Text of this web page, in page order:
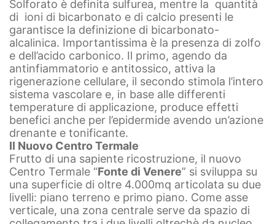
Solforato è definita sulfurea, mentre la quantità
di ioni di bicarbonato e di calcio presenti le
garantisce la definizione di bicarbonato-
alcalinica. Importantissima è la presenza di zolfo
e dell’acido carbonico. Il primo, agendo da
antinfiammatorio e antitossico, attiva la
rigenerazione cellulare, il secondo stimola l’intero
sistema vascolare e, in base alle differenti
temperature di applicazione, produce effetti
benefici anche per l’epidermide avendo un’azione
drenante e tonificante.
Il Nuovo Centro Termale
Frutto di una sapiente ricostruzione, il nuovo
Centro Termale “Fonte di Venere” si sviluppa su
una superficie di oltre 4.000mq articolata su due
livelli: piano terreno e primo piano. Come asse
verticale, una zona centrale serve da spazio di